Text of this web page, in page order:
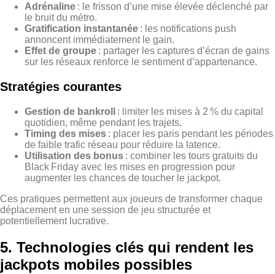
Adrénaline : le frisson d’une mise élevée déclenché par
le bruit du métro.
Gratification instantanée : les notifications push
annoncent immédiatement le gain.
Effet de groupe : partager les captures d’écran de gains
sur les réseaux renforce le sentiment d’appartenance.
Stratégies courantes
Gestion de bankroll
: limiter les mises à 2 % du capital
quotidien, même pendant les trajets.
Timing des mises : placer les paris pendant les périodes
de faible trafic réseau pour réduire la latence.
Utilisation des bonus : combiner les tours gratuits du
Black Friday avec les mises en progression pour
augmenter les chances de toucher le jackpot.
Ces pratiques permettent aux joueurs de transformer chaque
déplacement en une session de jeu structurée et
potentiellement lucrative.
5. Technologies clés qui rendent les
jackpots mobiles possibles